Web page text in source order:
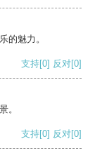
的魅力。
支持[0] 反对[0]
。
支持[0] 反对[0]